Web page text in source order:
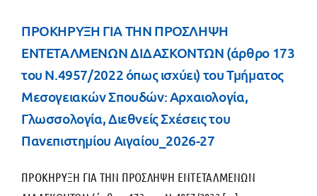
ΠΡΟΚΗΡΥΞΗ ΓΙΑ ΤΗΝ ΠΡΟΣΛΗΨΗ
ΕΝΤΕΤΑΛΜΕΝΩΝ ΔΙΔΑΣΚΟΝΤΩΝ (άρθρο 173
του Ν.4957/2022 όπως ισχύει) του Τμήματος
Μεσογειακών Σπουδών: Αρχαιολογία,
Γλωσσολογία, Διεθνείς Σχέσεις του
Πανεπιστημίου Αιγαίου_2026-27
ΠΡΟΚΗΡΥΞΗ ΓΙΑ ΤΗΝ ΠΡΟΣΛΗΨΗ ΕΝΤΕΤΑΛΜΕΝΩΝ